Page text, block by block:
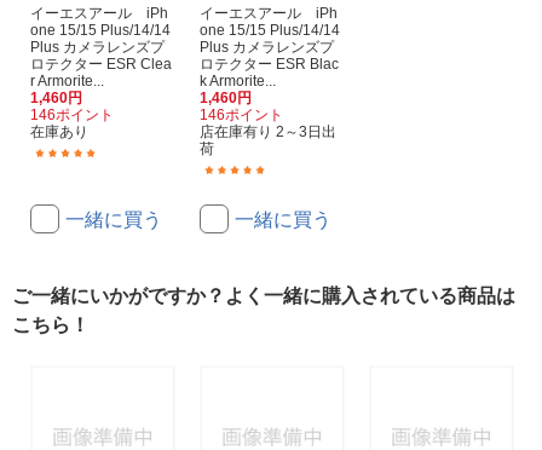
イーエスアール iPh
one 15/15 Plus/14/14
Plus カメラレンズプ
ロテクター ESR Clea
r Armorite...
1,460円
146ポイント
在庫あり
一緒に買う
イーエスアール iPh
one 15/15 Plus/14/14
Plus カメラレンズプ
ロテクター ESR Blac
k Armorite...
1,460円
146ポイント
店在庫有り 2～3日出
荷
一緒に買う
ご一緒にいかがですか？よく一緒に購入されている商品は
こちら！